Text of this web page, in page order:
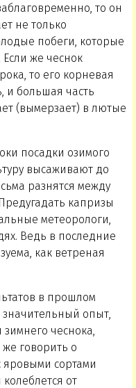
то он
не только
побеги, которые
же чеснок
то его корневая
и большая часть
(вымерзает) в лютые
посадки озимого
высаживают до
разнятся между
капризы
метеорологи,
Ведь в последние
как ветреная
в прошлом
опыт,
чеснока,
говорить о
сортами
от